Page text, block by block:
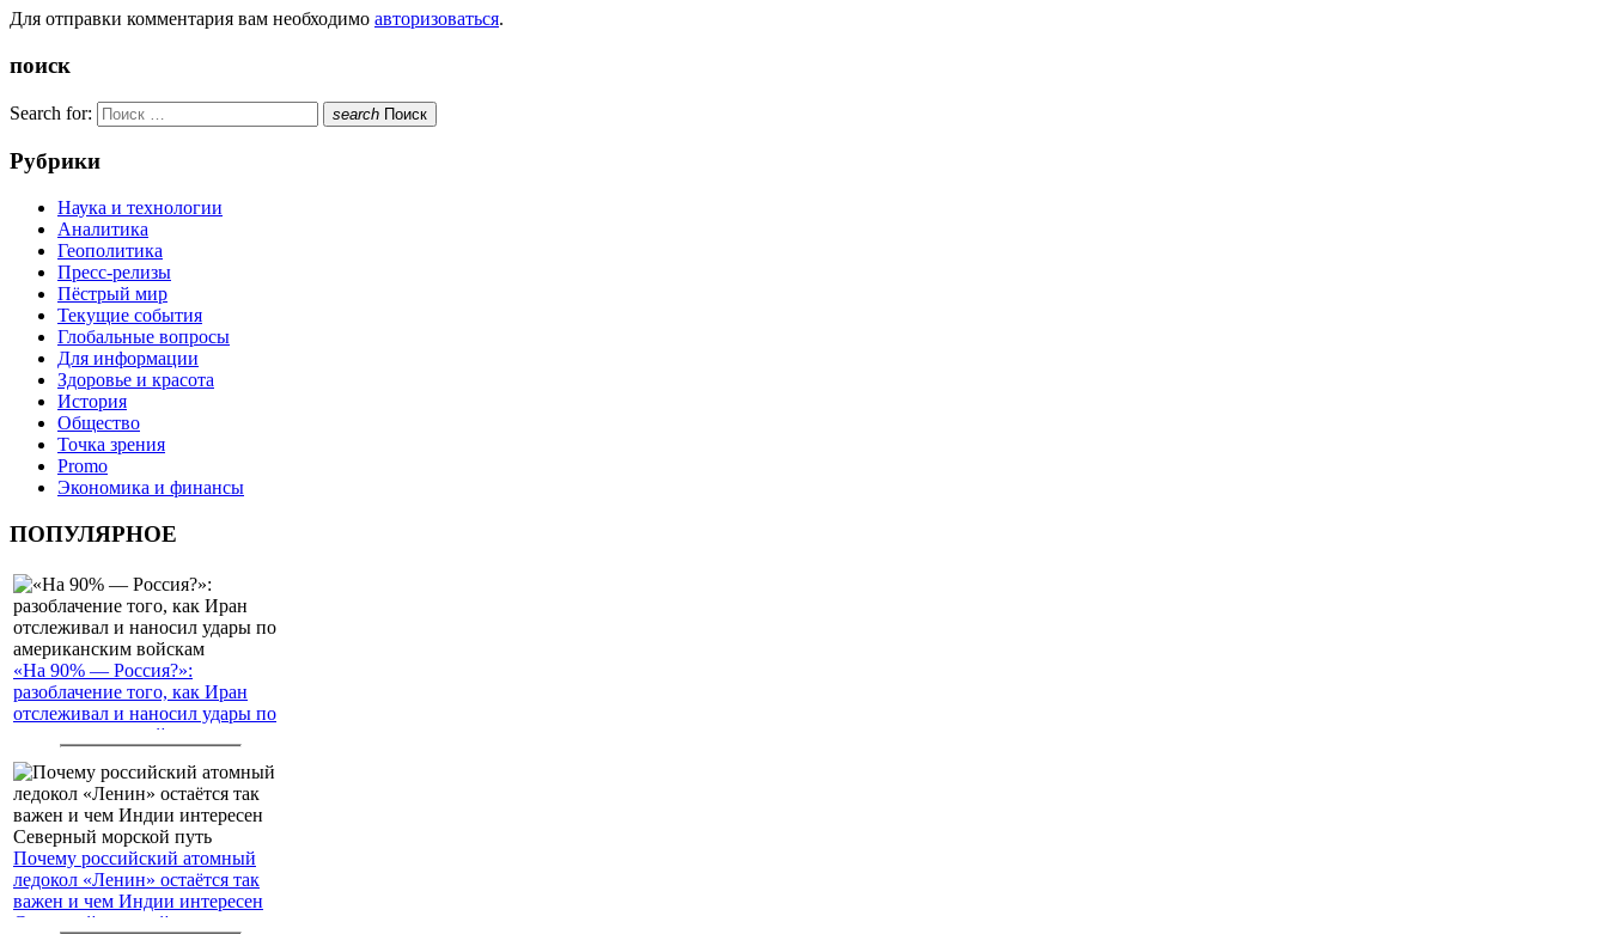
Для отправки комментария вам необходимо авторизоваться.
поиск
Search for: search Поиск
Рубрики
Наука и технологии
Аналитика
Геополитика
Пресс-релизы
Пёстрый мир
Текущие события
Глобальные вопросы
Для информации
Здоровье и красота
История
Общество
Точка зрения
Promo
Экономика и финансы
ПОПУЛЯРНОЕ
«На 90% — Россия?»:
разоблачение того, как Иран
отслеживал и наносил удары по
американским войскам
Почему российский атомный
ледокол «Ленин» остаётся так
важен и чем Индии интересен
Северный морской путь